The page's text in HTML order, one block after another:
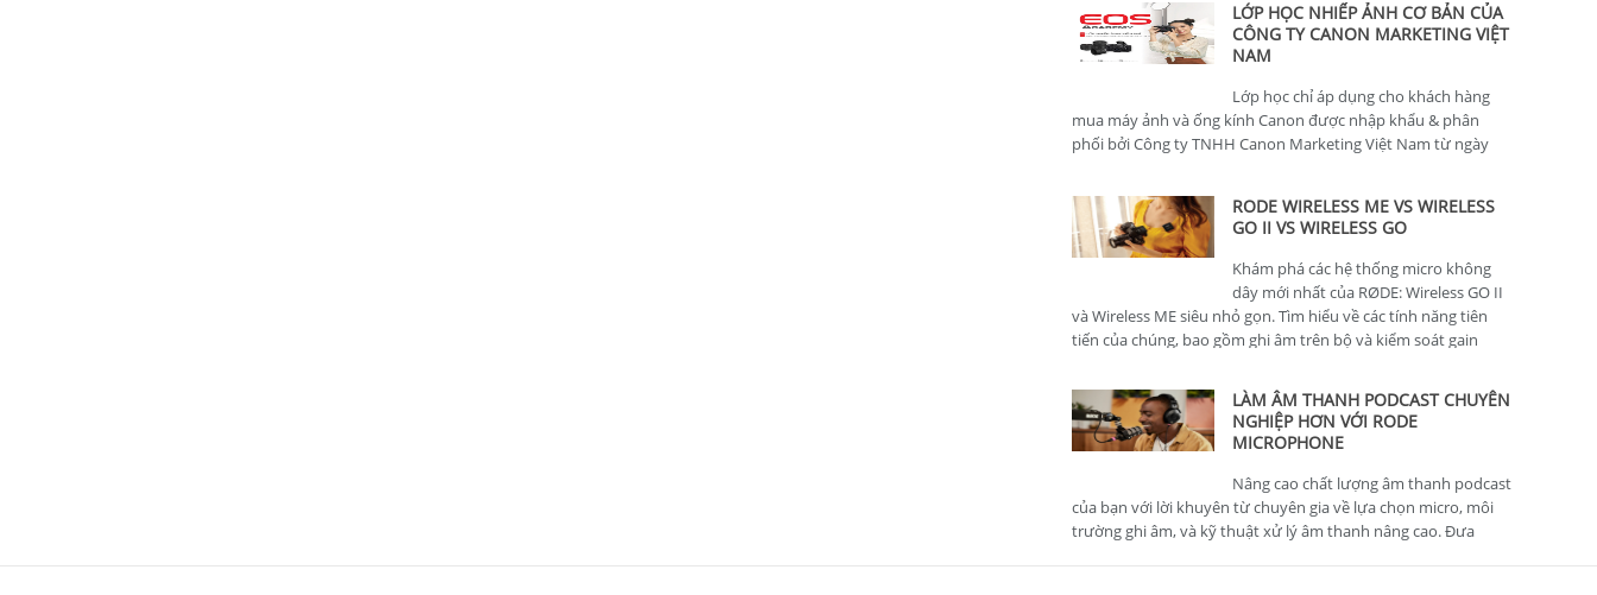
LỚP HỌC NHIẾP ẢNH CƠ BẢN CỦA
CÔNG TY CANON MARKETING VIỆT
NAM
Lớp học chỉ áp dụng cho khách hàng
mua máy ảnh và ống kính Canon được nhập khẩu & phân
phối bởi Công ty TNHH Canon Marketing Việt Nam từ ngày
RODE WIRELESS ME VS WIRELESS
GO II VS WIRELESS GO
Khám phá các hệ thống micro không
dây mới nhất của RØDE: Wireless GO II
và Wireless ME siêu nhỏ gọn. Tìm hiểu về các tính năng tiên
tiến của chúng, bao gồm ghi âm trên bộ và kiểm soát gain
LÀM ÂM THANH PODCAST CHUYÊN
NGHIỆP HƠN VỚI RODE
MICROPHONE
Nâng cao chất lượng âm thanh podcast
của bạn với lời khuyên từ chuyên gia về lựa chọn micro, môi
trường ghi âm, và kỹ thuật xử lý âm thanh nâng cao. Đưa